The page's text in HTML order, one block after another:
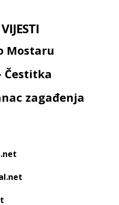
Mostaru
Čestitka
zagađenja